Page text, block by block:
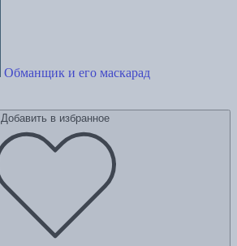
Обманщик и его маскарад
Добавить в избранное